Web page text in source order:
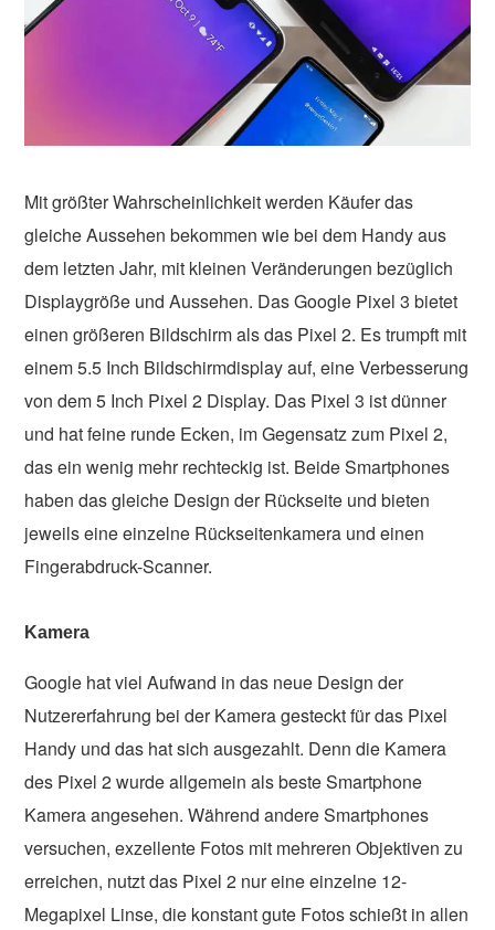
Mit größter Wahrscheinlichkeit werden Käufer das
gleiche Aussehen bekommen wie bei dem Handy aus
dem letzten Jahr, mit kleinen Veränderungen bezüglich
Displaygröße und Aussehen. Das Google Pixel 3 bietet
einen größeren Bildschirm als das Pixel 2. Es trumpft mit
einem 5.5 Inch Bildschirmdisplay auf, eine Verbesserung
von dem 5 Inch Pixel 2 Display. Das Pixel 3 ist dünner
und hat feine runde Ecken, im Gegensatz zum Pixel 2,
das ein wenig mehr rechteckig ist. Beide Smartphones
haben das gleiche Design der Rückseite und bieten
jeweils eine einzelne Rückseitenkamera und einen
Fingerabdruck-Scanner.
Kamera
Google hat viel Aufwand in das neue Design der
Nutzererfahrung bei der Kamera gesteckt für das Pixel
Handy und das hat sich ausgezahlt. Denn die Kamera
des Pixel 2 wurde allgemein als beste Smartphone
Kamera angesehen. Während andere Smartphones
versuchen, exzellente Fotos mit mehreren Objektiven zu
erreichen, nutzt das Pixel 2 nur eine einzelne 12-
Megapixel Linse, die konstant gute Fotos schießt in allen